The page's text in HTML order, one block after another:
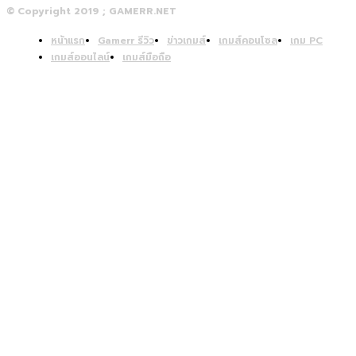
© Copyright 2019 ; GAMERR.NET
หน้าแรก Gamerr รีวิว ข่าวเกมส์ เกมส์คอนโซล
เกม PC
เกมส์ออนไลน์
เกมส์มือถือ